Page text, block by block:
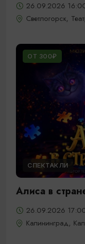
26.09.2026
Светлогорск,
ОТ 300₽
СПЕКТАКЛИ
Алиса в
26.09.2026
Калининград,